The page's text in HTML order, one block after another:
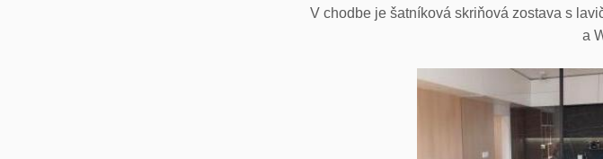
V chodbe je šatníková skriňová zostava s
a